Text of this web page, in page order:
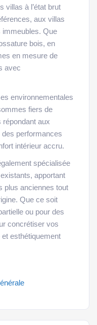
villas à l’état brut
aux villas
immeubles. Que
bois, en
en mesure de
avec
environnementales
fiers de
répondant aux
performances
intérieur accru.
spécialisée
apportant
plus anciennes tout
Que ce soit
ou pour des
concrétiser vos
esthétiquement